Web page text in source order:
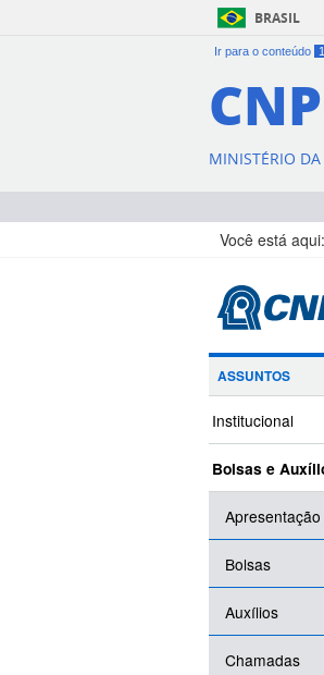
BRASIL
Ir para o conteúdo 1
MINISTÉRIO
Você está aqui:
ASSUNTOS
Institucional
Bolsas e
Apresentação
Bolsas
Auxílios
Chamadas